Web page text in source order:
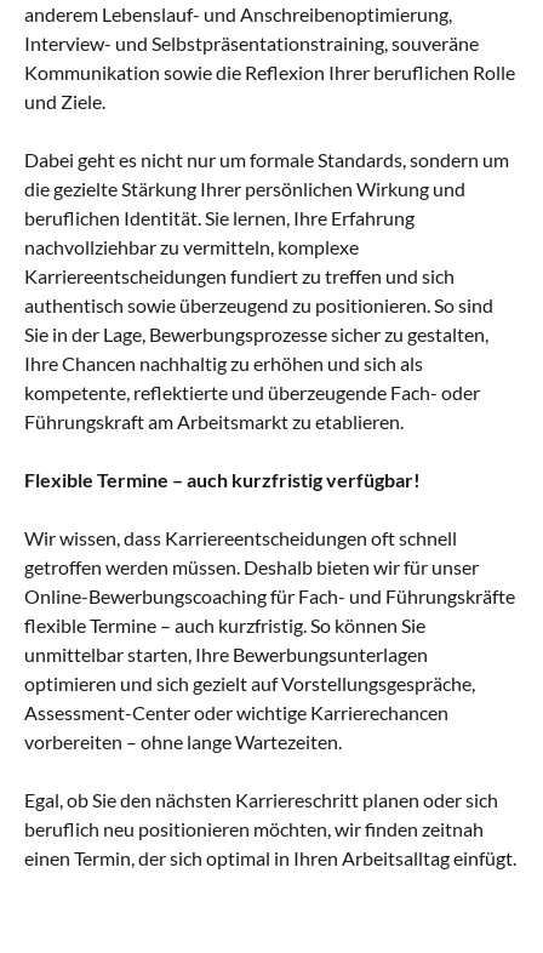
anderem Lebenslauf- und Anschreibenoptimierung,
Interview- und Selbstpräsentationstraining, souveräne
Kommunikation sowie die Reflexion Ihrer beruflichen Rolle
und Ziele.
Dabei geht es nicht nur um formale Standards, sondern um
die gezielte Stärkung Ihrer persönlichen Wirkung und
beruflichen Identität. Sie lernen, Ihre Erfahrung
nachvollziehbar zu vermitteln, komplexe
Karriereentscheidungen fundiert zu treffen und sich
authentisch sowie überzeugend zu positionieren. So sind
Sie in der Lage, Bewerbungsprozesse sicher zu gestalten,
Ihre Chancen nachhaltig zu erhöhen und sich als
kompetente, reflektierte und überzeugende Fach- oder
Führungskraft am Arbeitsmarkt zu etablieren.
Flexible Termine – auch kurzfristig verfügbar!
Wir wissen, dass Karriereentscheidungen oft schnell
getroffen werden müssen. Deshalb bieten wir für unser
Online-Bewerbungscoaching für Fach- und Führungskräfte
flexible Termine – auch kurzfristig. So können Sie
unmittelbar starten, Ihre Bewerbungsunterlagen
optimieren und sich gezielt auf Vorstellungsgespräche,
Assessment-Center oder wichtige Karrierechancen
vorbereiten – ohne lange Wartezeiten.
Egal, ob Sie den nächsten Karriereschritt planen oder sich
beruflich neu positionieren möchten, wir finden zeitnah
einen Termin, der sich optimal in Ihren Arbeitsalltag einfügt.